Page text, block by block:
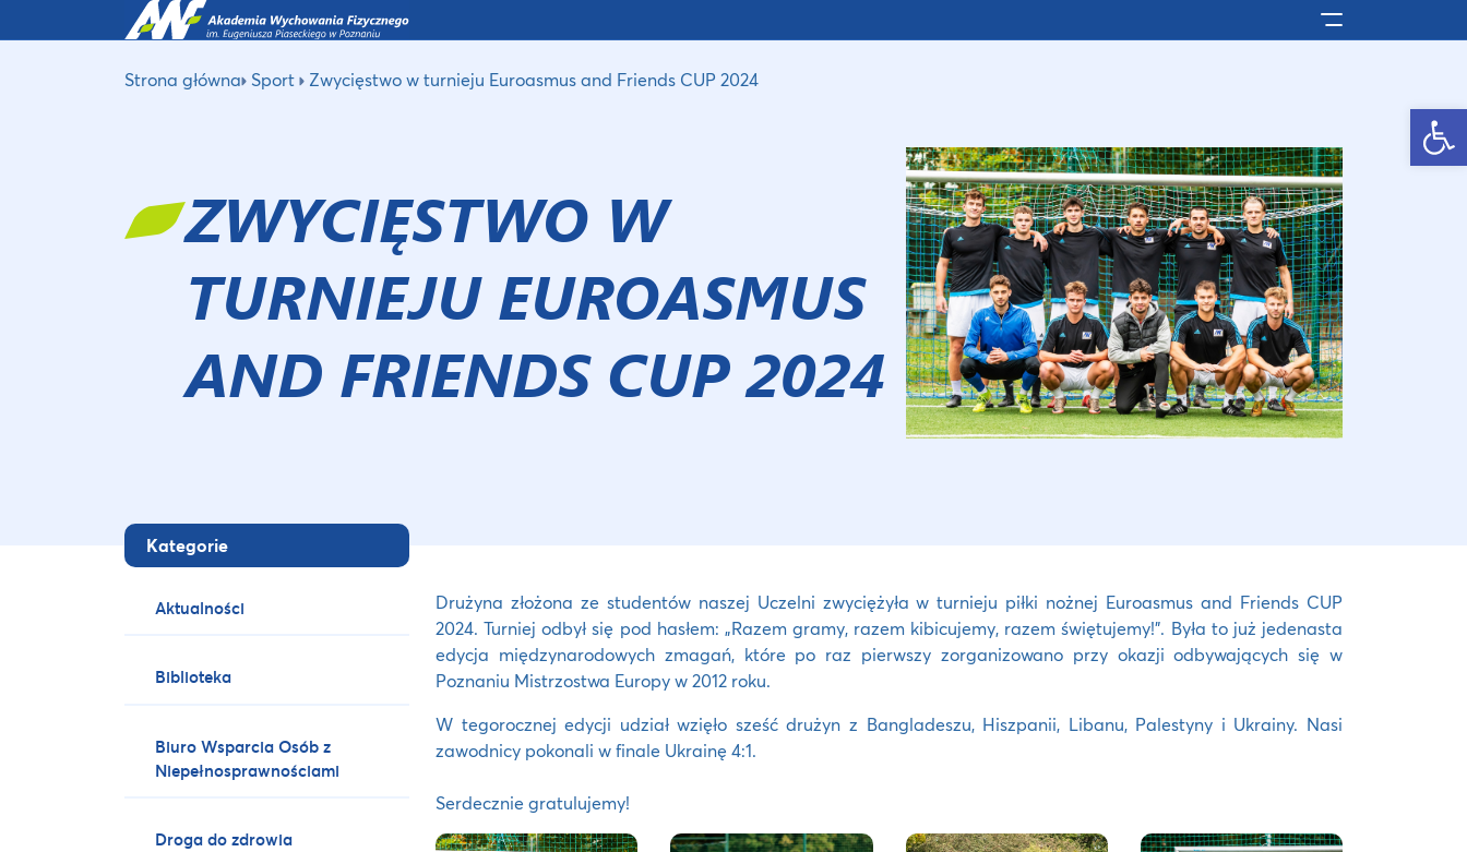
Otwórz pasek narzędzi
Pokaż/ukryj
Strona główna Sport Zwycięstwo w turnieju Euroasmus and Friends CUP 2024
ZWYCIĘSTWO W
TURNIEJU EUROASMUS
AND FRIENDS CUP 2024
Kategorie
Aktualności
Biblioteka
Biuro Wsparcia Osób z
Niepełnosprawnościami
Droga do zdrowia
Drużyna złożona ze studentów naszej Uczelni zwyciężyła w turnieju piłki nożnej Euroasmus and Friends CUP
2024. Turniej odbył się pod hasłem: „Razem gramy, razem kibicujemy, razem świętujemy!”. Była to już jedenasta
edycja międzynarodowych zmagań, które po raz pierwszy zorganizowano przy okazji odbywających się w
Poznaniu Mistrzostwa Europy w 2012 roku.
W tegorocznej edycji udział wzięło sześć drużyn z Bangladeszu, Hiszpanii, Libanu, Palestyny i Ukrainy. Nasi
zawodnicy pokonali w finale Ukrainę 4:1.
Serdecznie gratulujemy!